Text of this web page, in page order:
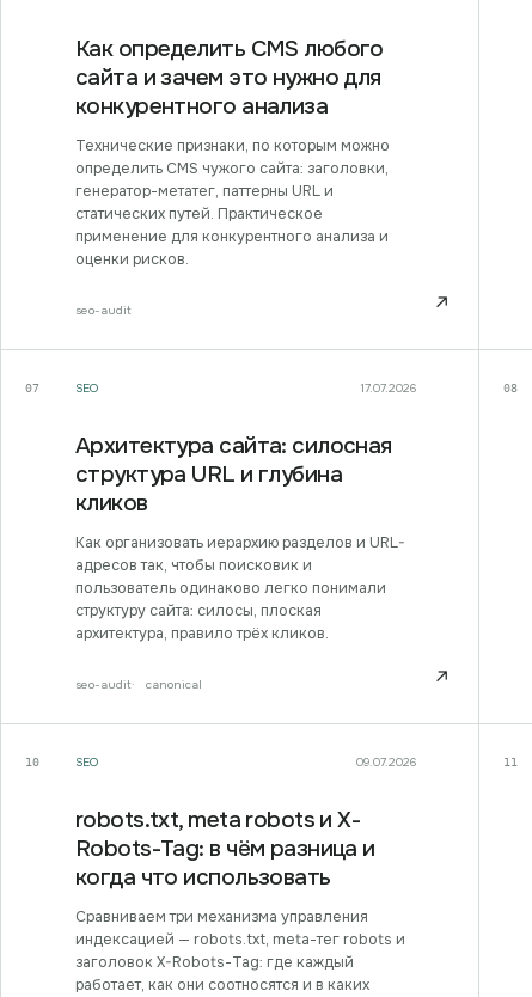
Как определить CMS любого
сайта и зачем это нужно для
конкурентного анализа
Технические признаки, по которым можно
определить CMS чужого сайта: заголовки,
генератор-метатег, паттерны URL и
статических путей. Практическое
применение для конкурентного анализа и
оценки рисков.
seo-audit ↗
07 SEO 17.07.2026
Архитектура сайта: силосная
структура URL и глубина
кликов
Как организовать иерархию разделов и URL-
адресов так, чтобы поисковик и
пользователь одинаково легко понимали
структуру сайта: силосы, плоская
архитектура, правило трёх кликов.
seo-audit canonical ↗
08
10 SEO 09.07.2026
robots.txt, meta robots и X-
Robots-Tag: в чём разница и
когда что использовать
Сравниваем три механизма управления
индексацией — robots.txt, meta-тег robots и
заголовок X-Robots-Tag: где каждый
работает, как они соотносятся и в каких
11